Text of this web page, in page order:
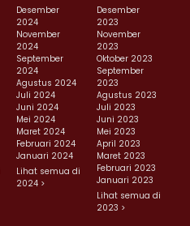
Desember
2024
November
2024
September
2024
Agustus 2024
Juli 2024
Juni 2024
Mei 2024
Maret 2024
Februari 2024
Januari 2024
Lihat semua di
2024 >
Desember
2023
November
2023
Oktober 2023
September
2023
Agustus 2023
Juli 2023
Juni 2023
Mei 2023
April 2023
Maret 2023
Februari 2023
Januari 2023
Lihat semua di
2023 >